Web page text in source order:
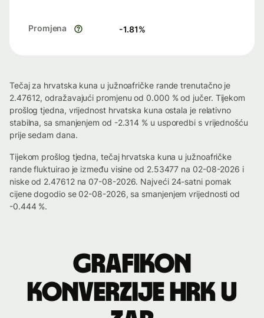
Promjena -1.81%
Tečaj za hrvatska kuna u južnoafričke rande trenutačno je
2.47612, odražavajući promjenu od 0.000 % od jučer. Tijekom
prošlog tjedna, vrijednost hrvatska kuna ostala je relativno
stabilna, sa smanjenjem od -2.314 % u usporedbi s vrijednošću
prije sedam dana.
Tijekom prošlog tjedna, tečaj hrvatska kuna u južnoafričke
rande fluktuirao je između visine od 2.53477 na 02-08-2026 i
niske od 2.47612 na 07-08-2026. Najveći 24-satni pomak
cijene dogodio se 02-08-2026, sa smanjenjem vrijednosti od
-0.444 %.
Grafikon
konverzije HRK u